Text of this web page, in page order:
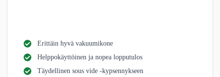
Erittäin hyvä vakuumikone
Helppokäyttöinen ja nopea lopputulos
Täydellinen sous vide -kypsennykseen